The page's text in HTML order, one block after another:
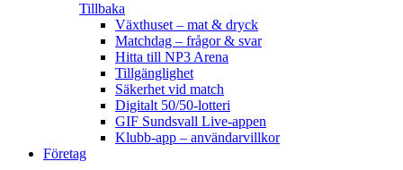
Tillbaka
Växthuset – mat & dryck
Matchdag – frågor & svar
Hitta till NP3 Arena
Tillgänglighet
Säkerhet vid match
Digitalt 50/50-lotteri
GIF Sundsvall Live-appen
Klubb-app – användarvillkor
Företag